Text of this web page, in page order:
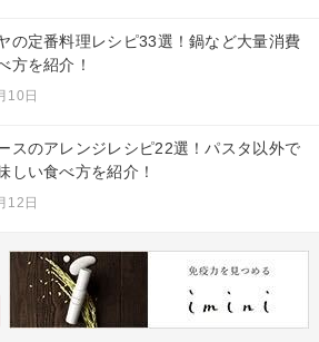
の定番料理レシピ33選！鍋など大量消費
方を紹介！
10日
スのアレンジレシピ22選！パスタ以外で
しい食べ方を紹介！
12日